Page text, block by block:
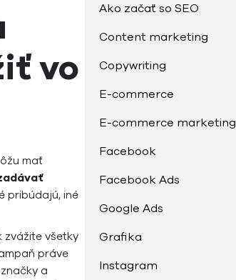
vo
mať
pribúdajú, iné
zvážite všetky
práve
a
Ako začať so SEO
Content marketing
Copywriting
E-commerce
E-commerce marketing
Facebook
Facebook Ads
Google Ads
Grafika
Instagram